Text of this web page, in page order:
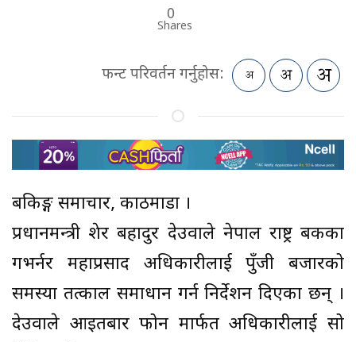
0
Shares
फन्ट परिवर्तन गर्नुहोस:
बैंकिङ्ग समाचार, काठमाडौं ।
प्रधानमन्त्री शेर बहादुर देउवाले नेपाल राष्ट्र बैंकका
गभर्नर महाप्रसाद अधिकारीलाई पुँजी बजारको
समस्या तत्काल समाधान गर्न निर्देशन दिएका छन् ।
देउवाले आइतबार फोन मार्फत अधिकारीलाई सो